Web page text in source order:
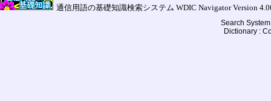
通信用語の基礎知識検索システム WDIC Navigator Version
Search
Dictionary :